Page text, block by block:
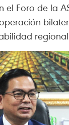
el Foro de la